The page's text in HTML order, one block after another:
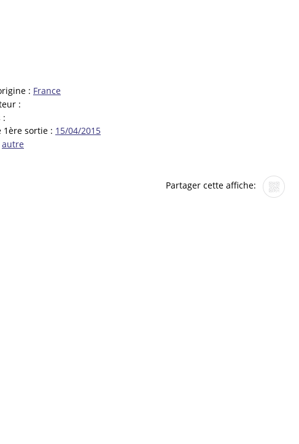
: France
:
:
1ère sortie : 15/04/2015
autre
Partager cette affiche: